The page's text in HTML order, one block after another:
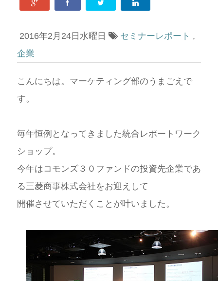
2016年2月24日水曜日 セミナーレポート ,
企業
こんにちは。マーケティング部のうまごえで
す。
毎年恒例となってきました統合レポートワーク
ショップ。
今年はコモンズ３０ファンドの投資先企業であ
る三菱商事株式会社をお迎えして
開催させていただくことが叶いました。